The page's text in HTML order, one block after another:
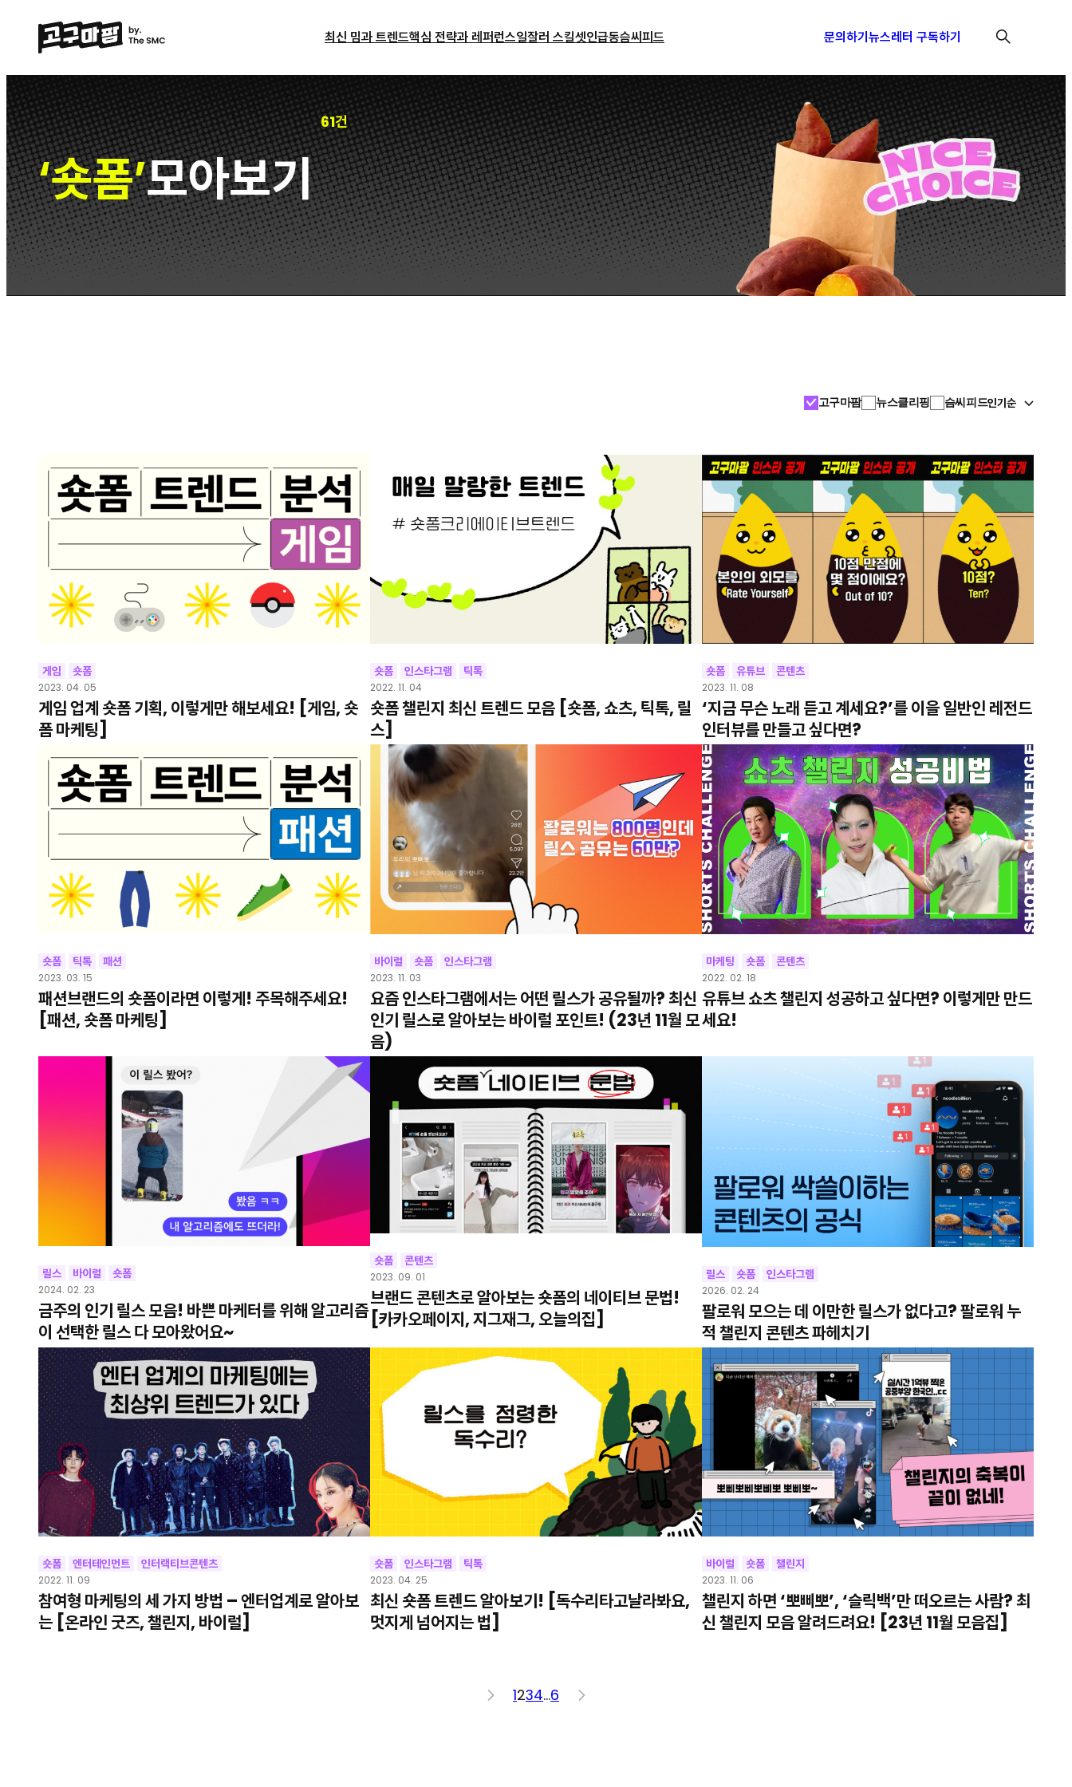
최신 밈과 트렌드핵심 전략과 레퍼런스일잘러 스킬셋인급동슴씨피드 문의하기뉴스레터 구독하기
‘숏폼’모아보기
61건
고구마팜 뉴스클리핑 슴씨피드인기순
게임 숏폼
2023. 04. 05
게임 업계 숏폼 기획, 이렇게만 해보세요! [게임, 숏
폼 마케팅]
숏폼 인스타그램 틱톡
2022. 11. 04
숏폼 챌린지 최신 트렌드 모음 [숏폼, 쇼츠, 틱톡, 릴
스]
숏폼 유튜브 콘텐츠
2023. 11. 08
‘지금 무슨 노래 듣고 계세요?’를 이을 일반인 레전드
인터뷰를 만들고 싶다면?
숏폼 틱톡 패션
2023. 03. 15
패션브랜드의 숏폼이라면 이렇게! 주목해주세요!
[패션, 숏폼 마케팅]
바이럴 숏폼 인스타그램
2023. 11. 03
요즘 인스타그램에서는 어떤 릴스가 공유될까? 최신
인기 릴스로 알아보는 바이럴 포인트! (23년 11월 모
음)
마케팅 숏폼 콘텐츠
2022. 02. 18
유튜브 쇼츠 챌린지 성공하고 싶다면? 이렇게만 만드
세요!
릴스 바이럴 숏폼
2024. 02. 23
금주의 인기 릴스 모음! 바쁜 마케터를 위해 알고리즘
이 선택한 릴스 다 모아왔어요~
숏폼 콘텐츠
2023. 09. 01
브랜드 콘텐츠로 알아보는 숏폼의 네이티브 문법!
[카카오페이지, 지그재그, 오늘의집]
릴스 숏폼 인스타그램
2026. 02. 24
팔로워 모으는 데 이만한 릴스가 없다고? 팔로워 누
적 챌린지 콘텐츠 파헤치기
숏폼 엔터테인먼트 인터랙티브콘텐츠
2022. 11. 09
참여형 마케팅의 세 가지 방법 – 엔터업계로 알아보
는 [온라인 굿즈, 챌린지, 바이럴]
숏폼 인스타그램 틱톡
2023. 04. 25
최신 숏폼 트렌드 알아보기! [독수리타고날라봐요,
멋지게 넘어지는 법]
바이럴 숏폼 챌린지
2023. 11. 06
챌린지 하면 ‘뽀삐뽀’, ‘슬릭백’만 떠오르는 사람? 최
신 챌린지 모음 알려드려요! [23년 11월 모음집]
< 1234…6 >